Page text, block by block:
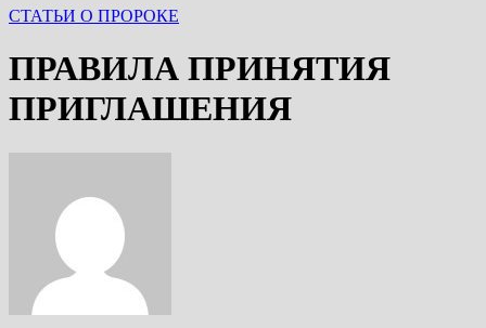
СТАТЬИ О ПРОРОКЕ
ПРАВИЛА ПРИНЯТИЯ
ПРИГЛАШЕНИЯ